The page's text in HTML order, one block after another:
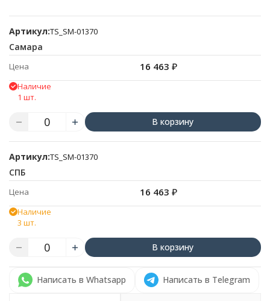
Артикул:TS_SM-01370
Самара
Цена 16 463 ₽
Наличие
1 шт.
В корзину
Артикул:TS_SM-01370
СПБ
Цена 16 463 ₽
Наличие
3 шт.
В корзину
Написать в Whatsapp Написать в Telegram